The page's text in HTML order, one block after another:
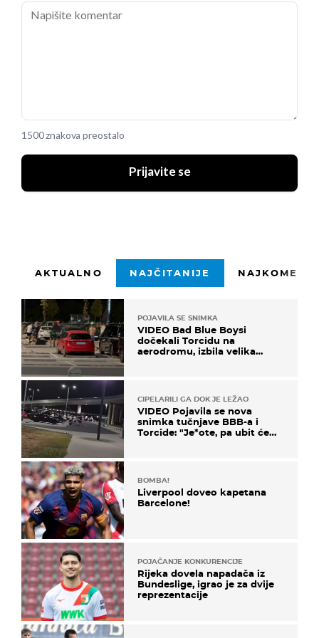
Moraes je pucao s ruba 16-erca, ali lopta je otišla preko gola.
gađao pod gredu, ali Pjatov je fenomenalno obranio.
47
Krenulo je drugo poluvrijeme.
Poluvrijeme - Dinamo ima rezultat i igru nakon prvih 45 minuta u
Harkivu.
44
Dinamo se dobro predstavio u prvom dijelu protiv Šahtara. Nije pao
nakon prvog gola i uspio se nametnuti u sredini terena.
38
Moro je okušao jedan dalekometni udarac, ali vratar Šahtara je bio
spreman.
1500 znakova preostalo
Prijavite se
AKTUALNO NAJČITANIJE
POJAVILA SE SNIMKA
VIDEO Bad Blue Boysi
dočekali Torcidu na
aerodromu, izbila velika
CIPELARILI GA DOK JE LEŽAO
VIDEO Pojavila se nova
snimka tučnjave BBB-a i
Torcide: "Je*ote, pa ubit će
BOMBA!
Liverpool doveo kapetana
Barcelone!
POJAČANJE KONKURENCIJE
Rijeka dovela napadača iz
Bundeslige, igrao je za dvije
reprezentacije